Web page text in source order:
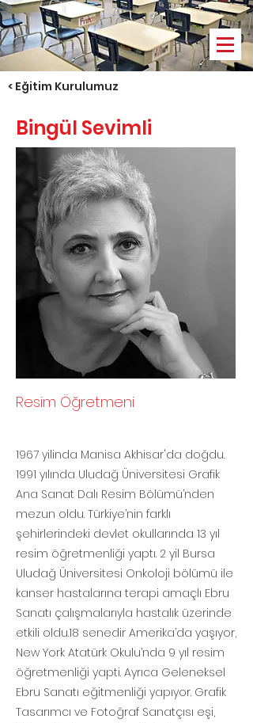
< Eğitim Kurulumuz
Bingül Sevimli
Resim Öğretmeni
1967 yilinda Manisa Akhisar'da doğdu.
1991 yılında Uludağ Üniversitesi Grafik
Ana Sanat Dalı Resim Bölümü’nden
mezun oldu. Türkiye’nin farklı
şehirlerindeki devlet okullarında 13 yıl
resim öğretmenliği yaptı. 2 yil Bursa
Uludağ Üniversitesi Onkoloji bölümü ile
kanser hastalarına terapi amaçlı Ebru
Sanatı çalışmalarıyla hastalık üzerinde
etkili oldu.18 senedir Amerika’da yaşıyor,
New York Atatürk Okulu’nda 9 yıl resim
öğretmenliği yapti. Ayrıca Geleneksel
Ebru Sanatı eğitmenliği yapıyor. Grafik
Tasarımcı ve Fotoğraf Sanatçısı eşi,